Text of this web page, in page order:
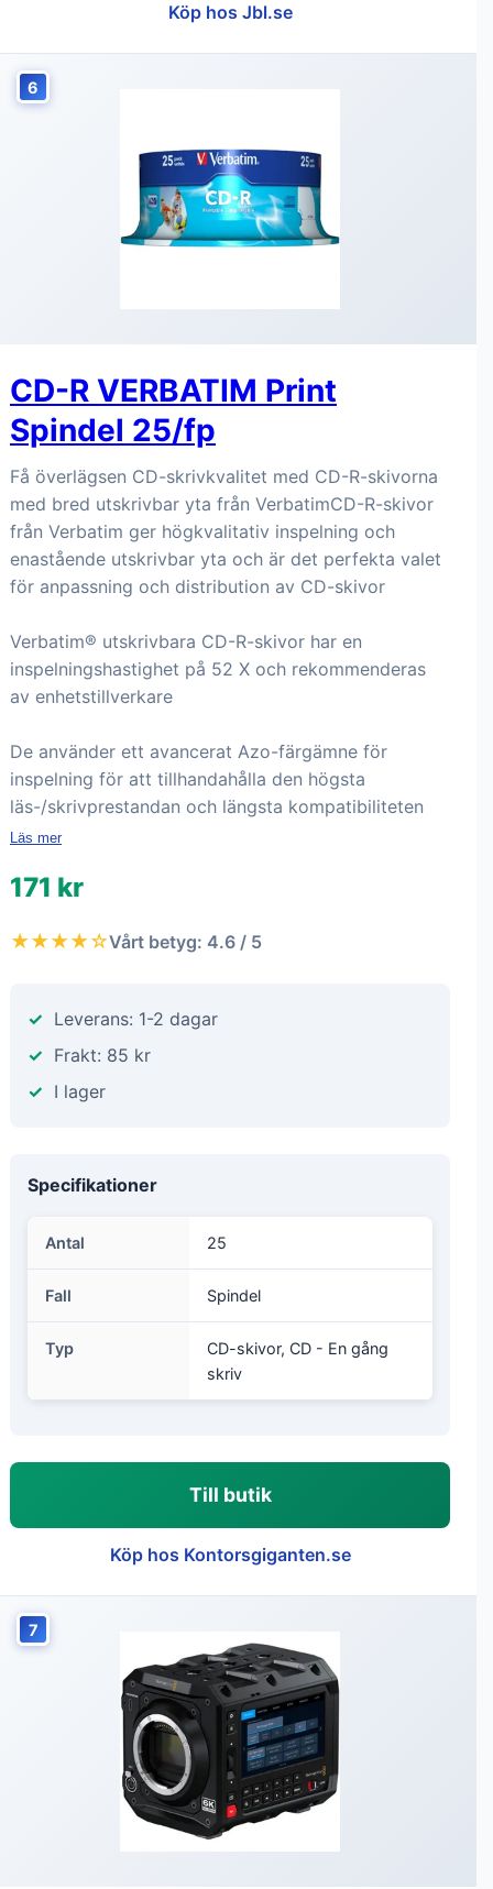
Köp hos Jbl.se
6
CD-R VERBATIM Print
Spindel 25/fp
Få överlägsen CD-skrivkvalitet med CD-R-skivorna
med bred utskrivbar yta från VerbatimCD-R-skivor
från Verbatim ger högkvalitativ inspelning och
enastående utskrivbar yta och är det perfekta valet
för anpassning och distribution av CD-skivor
Verbatim® utskrivbara CD-R-skivor har en
inspelningshastighet på 52 X och rekommenderas
av enhetstillverkare
De använder ett avancerat Azo-färgämne för
inspelning för att tillhandahålla den högsta
läs-/skrivprestandan och längsta kompatibiliteten
Läs mer
171 kr
★★★★☆Vårt betyg: 4.6 / 5
Leverans: 1-2 dagar
Frakt: 85 kr
I lager
Specifikationer
Antal 25
Fall Spindel
Typ
CD-skivor, CD - En gång
skriv
Till butik
Köp hos Kontorsgiganten.se
7